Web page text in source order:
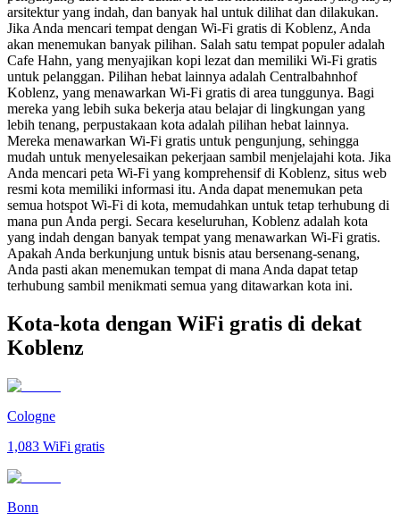
arsitektur yang indah, dan banyak hal untuk dilihat dan dilakukan.
Jika Anda mencari tempat dengan Wi-Fi gratis di Koblenz, Anda
akan menemukan banyak pilihan. Salah satu tempat populer adalah
Cafe Hahn, yang menyajikan kopi lezat dan memiliki Wi-Fi gratis
untuk pelanggan. Pilihan hebat lainnya adalah Centralbahnhof
Koblenz, yang menawarkan Wi-Fi gratis di area tunggunya. Bagi
mereka yang lebih suka bekerja atau belajar di lingkungan yang
lebih tenang, perpustakaan kota adalah pilihan hebat lainnya.
Mereka menawarkan Wi-Fi gratis untuk pengunjung, sehingga
mudah untuk menyelesaikan pekerjaan sambil menjelajahi kota. Jika
Anda mencari peta Wi-Fi yang komprehensif di Koblenz, situs web
resmi kota memiliki informasi itu. Anda dapat menemukan peta
semua hotspot Wi-Fi di kota, memudahkan untuk tetap terhubung di
mana pun Anda pergi. Secara keseluruhan, Koblenz adalah kota
yang indah dengan banyak tempat yang menawarkan Wi-Fi gratis.
Apakah Anda berkunjung untuk bisnis atau bersenang-senang,
Anda pasti akan menemukan tempat di mana Anda dapat tetap
terhubung sambil menikmati semua yang ditawarkan kota ini.
Kota-kota dengan WiFi gratis di dekat
Koblenz
Cologne
1,083 WiFi gratis
Bonn